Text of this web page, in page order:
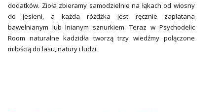
dodatków. Zioła zbieramy samodzielnie na łąkach od wiosny
do jesieni, a każda różdżka jest ręcznie zaplatana
bawełnianym lub lnianym sznurkiem. Teraz w Psychodelic
Room naturalne kadzidła tworzą trzy wiedźmy połączone
miłością do lasu, natury i ludzi.